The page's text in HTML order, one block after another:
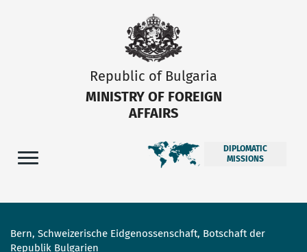
Republic of Bulgaria
MINISTRY OF FOREIGN
AFFAIRS
DIPLOMATIC
MISSIONS
Bern, Schweizerische Eidgenossenschaft, Botschaft der
Republik Bulgarien